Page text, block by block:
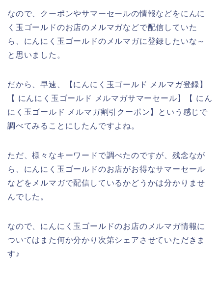
なので、クーポンやサマーセールの情報などをにんに
く玉ゴールドのお店のメルマガなどで配信していた
ら、にんにく玉ゴールドのメルマガに登録したいな～
と思いました。
だから、早速、【にんにく玉ゴールド メルマガ登録】
【 にんにく玉ゴールド メルマガサマーセール】【 にん
にく玉ゴールド メルマガ割引クーポン】という感じで
調べてみることにしたんですよね。
ただ、様々なキーワードで調べたのですが、残念なが
ら、にんにく玉ゴールドのお店がお得なサマーセール
などをメルマガで配信しているかどうかは分かりませ
んでした。
なので、にんにく玉ゴールドのお店のメルマガ情報に
ついてはまた何か分かり次第シェアさせていただきま
す♪